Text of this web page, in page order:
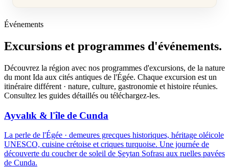
Événements
Excursions et programmes d'événements.
Découvrez la région avec nos programmes d'excursions, de la nature
du mont Ida aux cités antiques de l'Égée. Chaque excursion est un
itinéraire différent · nature, culture, gastronomie et histoire réunies.
Consultez les guides détaillés ou téléchargez-les.
Ayvalık & l'île de Cunda
La perle de l'Égée · demeures grecques historiques, héritage oléicole
UNESCO, cuisine crétoise et criques turquoise. Une journée de
découverte du coucher de soleil de Şeytan Sofrası aux ruelles pavées
de Cunda.